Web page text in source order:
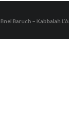
Bnei Baruch – Kabbalah